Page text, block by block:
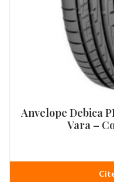
Anvelope Debica
Vara –